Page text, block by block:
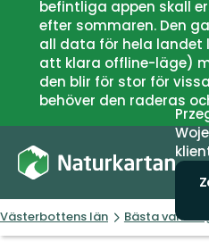
befintliga appen skall
efter sommaren. Den
all data för hela landet
att klara offline-läge)
den blir för stor för
behöver den raderas
Västerbottens län Bästa